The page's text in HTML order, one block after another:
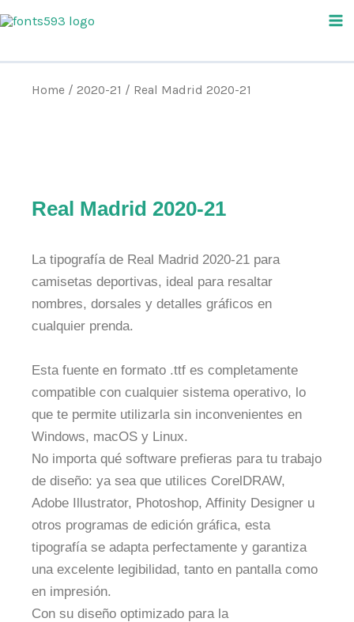
Skip
Home / 2020-21 / Real Madrid 2020-21
Real Madrid 2020-21
La tipografía de Real Madrid 2020-21 para
camisetas deportivas, ideal para resaltar
nombres, dorsales y detalles gráficos en
cualquier prenda.
Esta fuente en formato .ttf es completamente
compatible con cualquier sistema operativo, lo
que te permite utilizarla sin inconvenientes en
Windows, macOS y Linux.
No importa qué software prefieras para tu trabajo
de diseño: ya sea que utilices CorelDRAW,
Adobe Illustrator, Photoshop, Affinity Designer u
otros programas de edición gráfica, esta
tipografía se adapta perfectamente y garantiza
una excelente legibilidad, tanto en pantalla como
en impresión.
Con su diseño optimizado para la